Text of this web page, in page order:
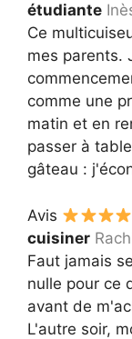
étudiante
Ce
mes parents.
comme une
matin et en
passer à
gâteau :
Avis
cuisiner
Faut jamais
nulle pour ce
avant de
L'autre soir,